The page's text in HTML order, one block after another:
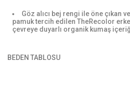
Göz alıcı bej rengi ile öne çıkan
pamuk tercih edilen TheRecolor
çevreye duyarlı organik kumaş
BEDEN TABLOSU